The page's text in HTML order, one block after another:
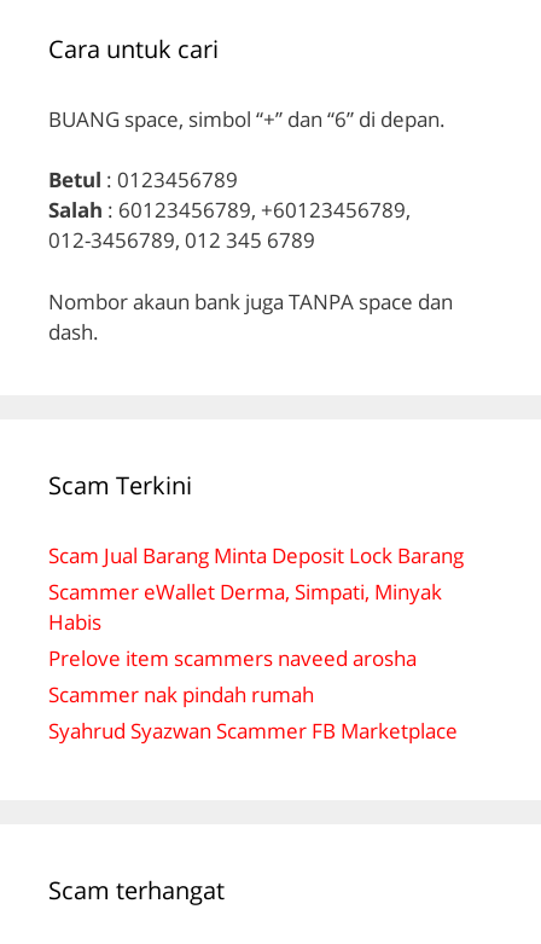
Cara untuk cari
BUANG space, simbol “+” dan “6” di depan.
Betul : 0123456789
Salah : 60123456789, +60123456789,
012-3456789, 012 345 6789
Nombor akaun bank juga TANPA space dan
dash.
Scam Terkini
Scam Jual Barang Minta Deposit Lock Barang
Scammer eWallet Derma, Simpati, Minyak
Habis
Prelove item scammers naveed arosha
Scammer nak pindah rumah
Syahrud Syazwan Scammer FB Marketplace
Scam terhangat